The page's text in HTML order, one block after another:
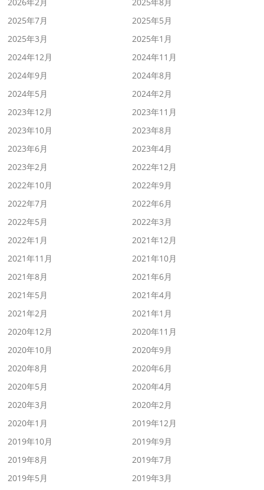
2026年2月
2025年8月
2025年7月
2025年5月
2025年3月
2025年1月
2024年12月
2024年11月
2024年9月
2024年8月
2024年5月
2024年2月
2023年12月
2023年11月
2023年10月
2023年8月
2023年6月
2023年4月
2023年2月
2022年12月
2022年10月
2022年9月
2022年7月
2022年6月
2022年5月
2022年3月
2022年1月
2021年12月
2021年11月
2021年10月
2021年8月
2021年6月
2021年5月
2021年4月
2021年2月
2021年1月
2020年12月
2020年11月
2020年10月
2020年9月
2020年8月
2020年6月
2020年5月
2020年4月
2020年3月
2020年2月
2020年1月
2019年12月
2019年10月
2019年9月
2019年8月
2019年7月
2019年5月
2019年3月